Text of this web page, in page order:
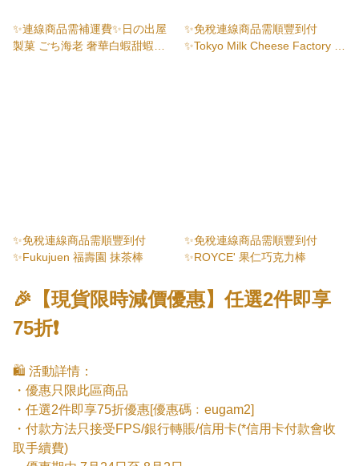
✨連線商品需補運費✨日の出屋
製菓 ごち海老 奢華白蝦甜蝦餅
✨免稅連線商品需順豐到付
✨Tokyo Milk Cheese Factory 芝
✨免稅連線商品需順豐到付
✨Fukujuen 福壽園 抹茶棒
✨免稅連線商品需順豐到付
✨ROYCE' 果仁巧克力棒
🎉【現貨限時減價優惠】任選2件即享
75折❗
🛍️ 活動詳情：
・優惠只限此區商品
・任選2件即享75折優惠[優惠碼﹕eugam2]
・付款方法只接受FPS/銀行轉賬/信用卡(*信用卡付款會收
取手續費)